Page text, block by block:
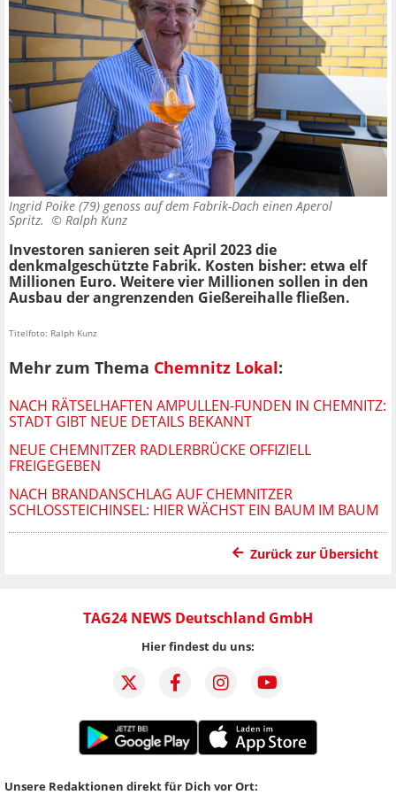
Ingrid Poike (79) genoss auf dem Fabrik-Dach einen Aperol
Spritz. © Ralph Kunz
Investoren sanieren seit April 2023 die
denkmalgeschützte Fabrik. Kosten bisher: etwa elf
Millionen Euro. Weitere vier Millionen sollen in den
Ausbau der angrenzenden Gießereihalle fließen.
Titelfoto: Ralph Kunz
Mehr zum Thema Chemnitz Lokal:
NACH RÄTSELHAFTEN AMPULLEN-FUNDEN IN CHEMNITZ:
STADT GIBT NEUE DETAILS BEKANNT
NEUE CHEMNITZER RADLERBRÜCKE OFFIZIELL
FREIGEGEBEN
NACH BRANDANSCHLAG AUF CHEMNITZER
SCHLOSSTEICHINSEL: HIER WÄCHST EIN BAUM IM BAUM
Zurück zur Übersicht
TAG24 NEWS Deutschland GmbH
Hier findest du uns:
Unsere Redaktionen direkt für Dich vor Ort: